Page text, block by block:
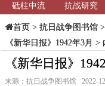
砥柱中流
抗战研究
首页> 抗日战争图书馆>
《新华日报》1942年3月 >
《新华日报》
来源：抗日战争图书馆 2022-